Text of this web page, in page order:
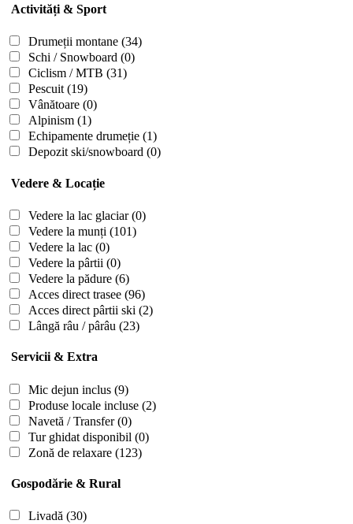
Activități & Sport
Drumeții montane (34)
Schi / Snowboard (0)
Ciclism / MTB (31)
Pescuit(19)
Vânătoare (0)
Alpinism (1)
Echipamente drumeție (1)
Depozit ski/snowboard (0)
Vedere & Locație
Vedere la lac glaciar(0)
Vedere la munți (101)
Vedere la lac (0)
Vedere la pârtii (0)
Vedere la pădure (6)
Acces direct trasee (96)
Acces direct pârtii ski (2)
Lângă râu / pârâu (23)
Servicii & Extra
Mic dejun inclus (9)
Produse locale incluse (2)
Navetă / Transfer(0)
Tur ghidat disponibil (0)
Zonă de relaxare (123)
Gospodărie & Rural
Livadă (30)